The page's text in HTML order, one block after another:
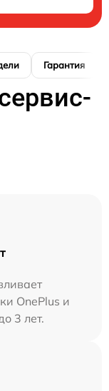
Гарантия
OnePlus и
3 лет.